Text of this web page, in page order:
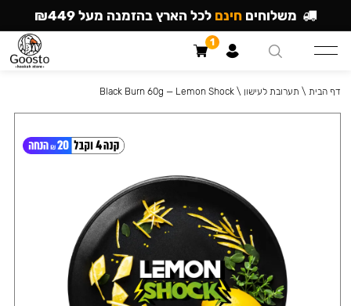
דף הבית \ תערובת לעישון \
Black Burn 60g — Lemon Shock
משלוחים חינם לכל הארץ בהזמנה מעל ₪449
1